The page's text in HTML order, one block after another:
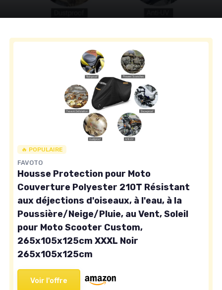
🔥 POPULAIRE
FAVOTO
Housse Protection pour Moto
Couverture Polyester 210T Résistant
aux déjections d'oiseaux, à l'eau, à la
Poussière/Neige/Pluie, au Vent, Soleil
pour Moto Scooter Custom,
265x105x125cm XXXL Noir
265x105x125cm
Voir l'offre